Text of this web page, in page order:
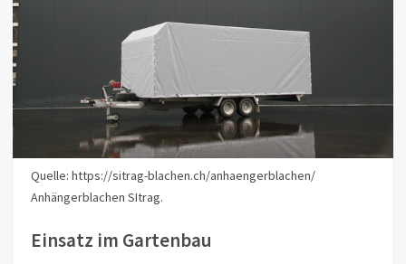
Quelle: https://sitrag-blachen.ch/anhaengerblachen/
Anhängerblachen SItrag.
Einsatz im Gartenbau